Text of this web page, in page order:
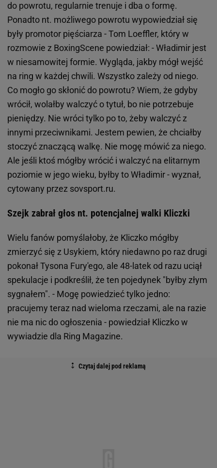
do powrotu, regularnie trenuje i dba o formę.
Ponadto nt. możliwego powrotu wypowiedział się
były promotor pięściarza - Tom Loeffler, który w
rozmowie z BoxingScene powiedział: - Władimir jest
w niesamowitej formie. Wygląda, jakby mógł wejść
na ring w każdej chwili. Wszystko zależy od niego.
Co mogło go skłonić do powrotu? Wiem, że gdyby
wrócił, wolałby walczyć o tytuł, bo nie potrzebuje
pieniędzy. Nie wróci tylko po to, żeby walczyć z
innymi przeciwnikami. Jestem pewien, że chciałby
stoczyć znaczącą walkę. Nie mogę mówić za niego.
Ale jeśli ktoś mógłby wrócić i walczyć na elitarnym
poziomie w jego wieku, byłby to Władimir - wyznał,
cytowany przez sovsport.ru.
Szejk zabrał głos nt. potencjalnej walki Kliczki
Wielu fanów pomyślałoby, że Kliczko mógłby
zmierzyć się z Usykiem, który niedawno po raz drugi
pokonał Tysona Fury'ego, ale 48-latek od razu uciął
spekulacje i podkreślił, że ten pojedynek "byłby złym
sygnałem". - Mogę powiedzieć tylko jedno:
pracujemy teraz nad wieloma rzeczami, ale na razie
nie ma nic do ogłoszenia - powiedział Kliczko w
wywiadzie dla Ring Magazine.